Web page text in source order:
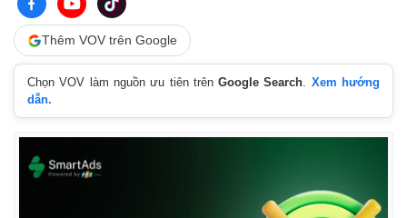
Thêm VOV trên Google
Chọn VOV làm nguồn ưu tiên trênGoogle Search. Xem hướng
dẫn.